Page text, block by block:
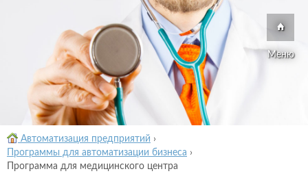
Меню
Автоматизация предприятий ›
Программы для автоматизации бизнеса ›
Программа для медицинского центра